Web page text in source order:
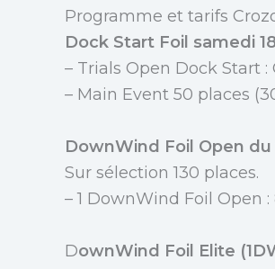
Programme et tarifs
Dock Start Foil samedi
– Trials Open Dock Start :
– Main Event 50 places
DownWind Foil Open
Sur sélection 130 places.
– 1 DownWind Foil Open
DownWind Foil Elite